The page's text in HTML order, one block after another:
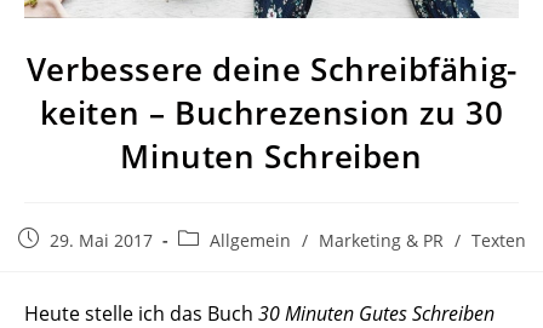
Verbessere deine Schreib­fä­hig­
keiten – Buch­re­zension zu 30
Minuten Schreiben
Beitrag29. Mai 2017
Beitrags-
Allgemein / Marketing & PR / Texten
Heute stelle ich das Buch 30 Minuten Gutes Schreiben